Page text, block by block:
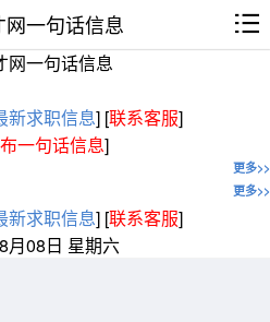
一句话信息
网一句话信息
新求职信息] [联系客服]
一句话信息]
更多>>
更多>>
新求职信息] [联系客服]
月08日 星期六